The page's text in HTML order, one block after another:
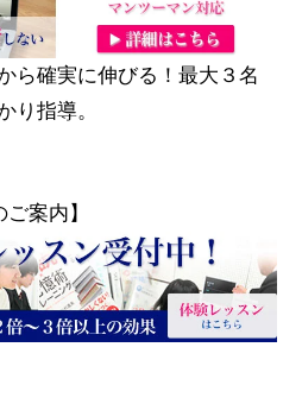
ら確実に伸びる！最大３名
り指導。
案内】